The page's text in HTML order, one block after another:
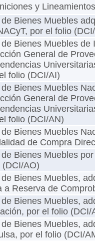
y
Bienes Muebles
por el folio
Bienes Muebles de
General de
folio (DCI/AI)
Bienes Muebles
General de
folio (DCI/AN)
Bienes Muebles
de Compra
Bienes Muebles
(DCI/AO)
Bienes Muebles,
a Reserva de
Bienes Muebles,
por el folio (DCI/
Bienes Muebles,
por el folio (DCI/